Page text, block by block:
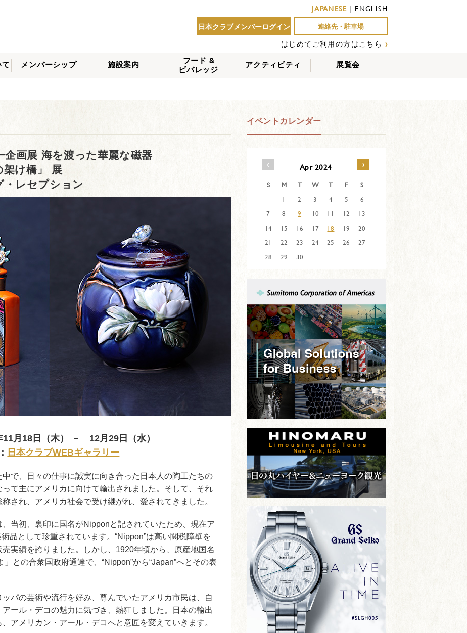
JAPANESE| ENGLISH
日本クラブメンバーログイン
連絡先・駐車場
はじめてご利用の方はこちら ›
メンバーシップ 施設案内
フード &
ビバレッジ
アクティビティ 展覧会
画展 海を渡った華麗な磁器
架け橋」 展
レセプション
11月18日（木） － 12月29日（水）
日本クラブWEBギャラリー
で、日々の仕事に誠実に向き合った日本人の陶工たちの
て主にアメリカに向けて輸出されました。そして、それ
され、アメリカ社会で受け継がれ、愛されてきました。
当初、裏印に国名がNipponと記されていたため、現在ア
品として珍重されています。“Nippon”は高い関税障壁を
実績を誇りました。しかし、1920年頃から、原産地国名
との合衆国政府通達で、“Nippon”から“Japan”へとその表
パの芸術や流行を好み、尊んでいたアメリカ市民は、自
ール・デコの魅力に気づき、熱狂しました。日本の輸出
アメリカン・アール・デコへと意匠を変えていきます。
イベントカレンダー
‹ Apr 2024 ›
S M T W T F
S
1
2 3 4 5
6
7
8 9 10 11 12
13
14
15 16 17 18 19
20
21
22 23 24 25 26
27
28
29 30